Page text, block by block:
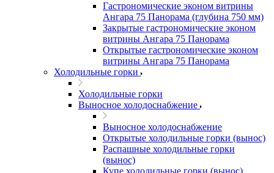
Гастрономические эконом витрины
Ангара 75 Панорама (глубина 750 мм)
Закрытые гастрономические эконом
витрины Ангара 75 Панорама
Открытые гастрономические эконом
витрины Ангара 75 Панорама
Холодильные горки
Холодильные горки
Выносное холодоснабжение
Выносное холодоснабжение
Открытые холодильные горки (вынос)
Распашные холодильные горки
(вынос)
Купе холодильные горки (вынос)